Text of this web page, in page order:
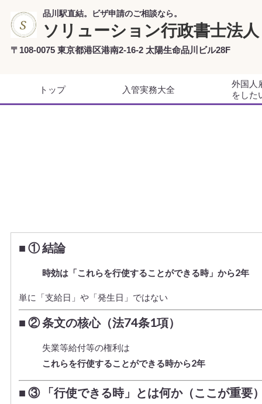
品川駅直結。ビザ申請のご相談なら。
ソリューション行政書士法人
〒108-0075 東京都港区港南2-16-2 太陽生命品川ビル28F
トップ 入管実務大全
外国人
をした
■ ① 結論
時効は「これらを行使することができる時」から2年
単に「支給日」や「発生日」ではない
■ ② 条文の核心（法74条1項）
失業等給付等の権利は
これらを行使することができる時から2年
■ ③ 「行使できる時」とは何か（ここが重要